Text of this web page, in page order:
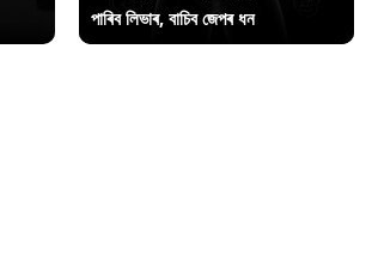
পাৰিব লিভাৰ, বাচিব জেপৰ ধন